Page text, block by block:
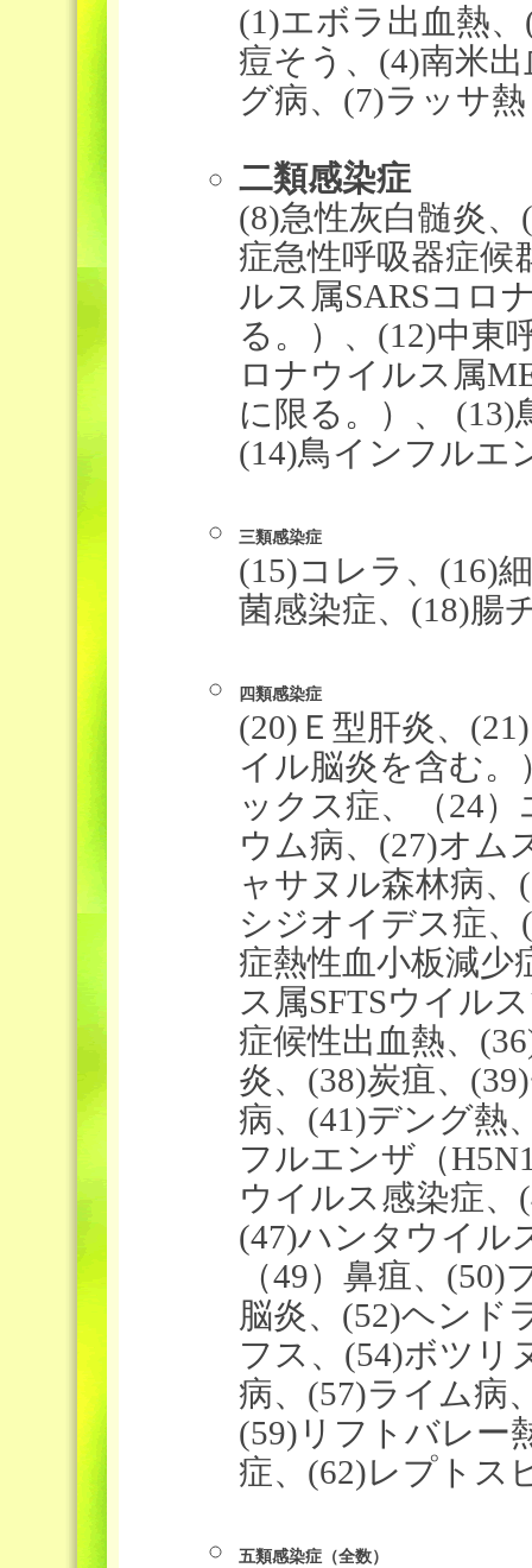
(1)エボラ出血熱
痘そう、(4)南米
グ病、(7)ラッサ熱
二類感染症
(8)急性灰白髄炎
症急性呼吸器症候
ルス属SARSコロ
る。）、(12)中東
ロナウイルス属
に限る。）、
(14)鳥インフルエ
三類感染症
(15)コレラ、(16)
菌感染症、(18)腸
四類感染症
(20)Ｅ型肝炎、
イル脳炎を含む。
ックス症、（24
ウム病、(27)オム
ャサヌル森林病、
シジオイデス症
症熱性血小板減少
ス属SFTSウイル
症候性出血熱、
炎、(38)炭疽、
病、(41)デング熱
フルエンザ（
ウイルス感染症、
(47)ハンタウイル
（49）鼻疽、
脳炎、(52)ヘンド
フス、(54)ボツリ
病、(57)ライム病
(59)リフトバレー
症、(62)レプトス
五類感染症（全数）